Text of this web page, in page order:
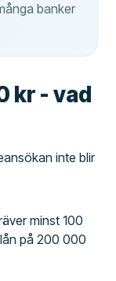
banker
kr - vad
inte blir
minst 100
på 200 000